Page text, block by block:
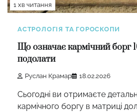
1 хв читання
АСТРОЛОГІЯ ТА ГОРОСКОПИ
Що означає кармічний борг
подолати
Руслан Крамар 18.02.2026
Сьогодні ви отримаєте
кармічного боргу в матриці